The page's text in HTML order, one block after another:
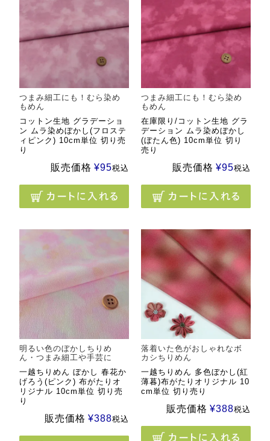
つまみ細工にも！むら染め
もめん
コットン生地 グラデーショ
ン ムラ染めぼかし(フロステ
ィピンク) 10cm単位 切り売
り
販売価格 ¥95税込
つまみ細工にも！むら染め
もめん
在庫限り/コットン生地 グラ
デーション ムラ染めぼかし
(ぼたん色) 10cm単位 切り
売り
販売価格 ¥95税込
明るい色のぼかしちりめ
ん・つまみ細工や手芸に
一越ちりめん ぼかし 春花か
げろう(ピンク) 布がたりオ
リジナル 10cm単位 切り売
り
販売価格 ¥388税込
落着いた色がおしゃれなボ
カシちりめん
一越ちりめん 多色ぼかし(紅
薄暮)布がたりオリジナル 10
cm単位 切り売り
販売価格 ¥388税込